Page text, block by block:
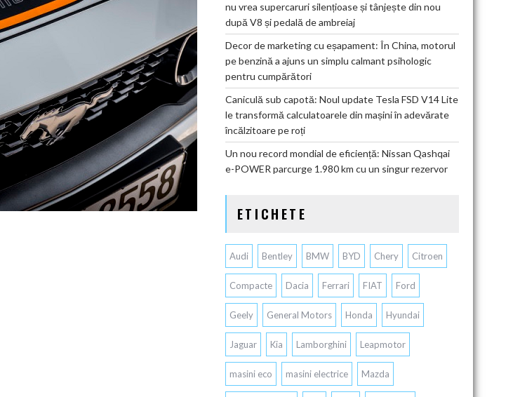
nu vrea supercaruri silențioase și tânjește din nou
după V8 și pedală de ambreiaj
Decor de marketing cu eșapament: În China, motorul
pe benzină a ajuns un simplu calmant psihologic
pentru cumpărători
Caniculă sub capotă: Noul update Tesla FSD V14 Lite
le transformă calculatoarele din mașini în adevărate
încălzitoare pe roți
Un nou record mondial de eficiență: Nissan Qashqai
e-POWER parcurge 1.980 km cu un singur rezervor
ETICHETE
Audi Bentley BMW BYD Chery Citroen
Compacte Dacia Ferrari FIAT Ford
Geely General Motors Honda Hyundai
Jaguar Kia Lamborghini Leapmotor
masini eco masini electrice Mazda